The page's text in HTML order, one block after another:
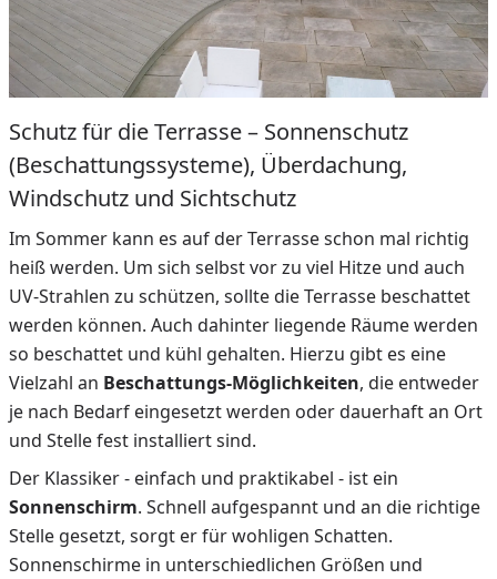
Schutz für die Terrasse – Sonnenschutz
(Beschattungssysteme), Überdachung,
Windschutz und Sichtschutz
Im Sommer kann es auf der Terrasse schon mal richtig
heiß werden. Um sich selbst vor zu viel Hitze und auch
UV-Strahlen zu schützen, sollte die Terrasse beschattet
werden können. Auch dahinter liegende Räume werden
so beschattet und kühl gehalten. Hierzu gibt es eine
Vielzahl an Beschattungs-Möglichkeiten, die entweder
je nach Bedarf eingesetzt werden oder dauerhaft an Ort
und Stelle fest installiert sind.
Der Klassiker - einfach und praktikabel - ist ein
Sonnenschirm. Schnell aufgespannt und an die richtige
Stelle gesetzt, sorgt er für wohligen Schatten.
Sonnenschirme in unterschiedlichen Größen und